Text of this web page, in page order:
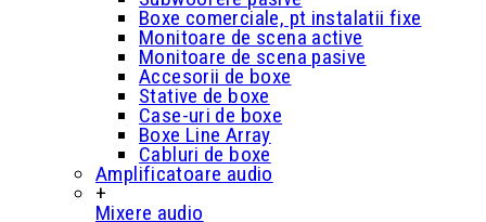
Boxe comerciale, pt instalatii fixe
Monitoare de scena active
Monitoare de scena pasive
Accesorii de boxe
Stative de boxe
Case-uri de boxe
Boxe Line Array
Cabluri de boxe
Amplificatoare audio
+
Mixere audio